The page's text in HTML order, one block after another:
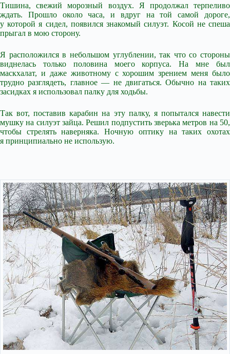
Тишина, свежий морозный воздух. Я продолжал терпеливо
ждать. Прошло около часа, и вдруг на той самой дороге,
у которой я сидел, появился знакомый силуэт. Косой не спеша
прыгал в мою сторону.
Я расположился в небольшом углублении, так что со стороны
виднелась только половина моего корпуса. На мне был
маскхалат, и даже животному с хорошим зрением меня было
трудно разглядеть, главное — не двигаться. Обычно на таких
засидках я использовал палку для ходьбы.
Так вот, поставив карабин на эту палку, я попытался навести
мушку на силуэт зайца. Решил подпустить зверька метров на 50,
чтобы стрелять наверняка. Ночную оптику на таких охотах
я принципиально не использую.